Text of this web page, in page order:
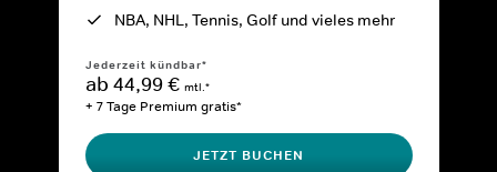
NBA, NHL, Tennis, Golf und vieles mehr
Jederzeit kündbar*
ab 44,99 € mtl.*
+ 7 Tage Premium gratis*
JETZT BUCHEN